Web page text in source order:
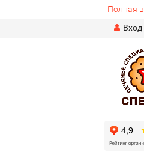
Полная
Вход